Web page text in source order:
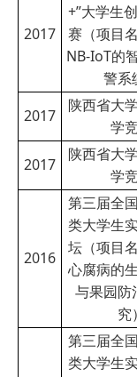
2017
+”大学生
赛（项目
NB-IoT的
警系
2017
陕西省大
学
2017
陕西省大
学
2016
第三届全
类大学生
坛（项目
心腐病的
与果园防
究）
第三届全
类大学生